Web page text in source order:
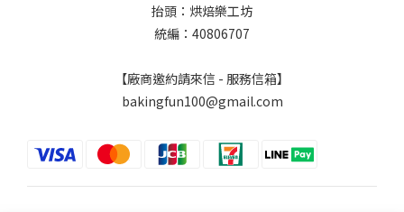
抬頭：烘焙樂工坊
統編：40806707
【廠商邀約請來信 - 服務信箱】
bakingfun100@gmail.com